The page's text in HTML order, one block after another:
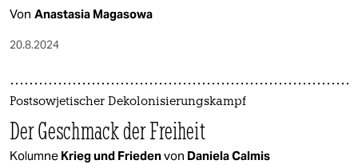
Von Anastasia Magasowa
20.8.2024
Postsowjetischer Dekolonisierungskampf
Der Geschmack der Freiheit
Kolumne Krieg und Friedenvon Daniela Calmis